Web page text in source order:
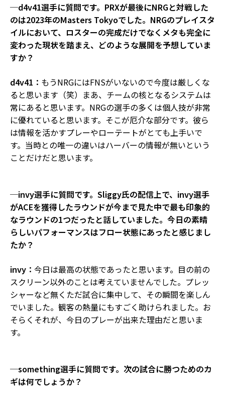
─d4v41選手に質問です。PRXが最後にNRGと対戦した
のは2023年のMasters Tokyoでした。NRGのプレイスタ
イルにおいて、ロスターの完成だけでなくメタも完全に
変わった現状を踏まえ、どのような展開を予想していま
すか？
d4v41： もうNRGにはFNSがいないので今度は厳しくな
ると思います（笑）まあ、チームの核となるシステムは
常にあると思います。NRGの選手の多くは個人技が非常
に優れていると思います。そこが厄介な部分です。彼ら
は情報を活かすプレーやローテートがとても上手いで
す。当時との唯一の違いはハーバーの情報が無いという
ことだけだと思います。
─invy選手に質問です。Sliggy氏の配信上で、invy選手
がACEを獲得したラウンドが今まで見た中で最も印象的
なラウンドの1つだったと話していました。今日の素晴
らしいパフォーマンスはフロー状態にあったと感じまし
たか？
invy： 今日は最高の状態であったと思います。目の前の
スクリーン以外のことは考えていませんでした。プレッ
シャーなど無くただ試合に集中して、その瞬間を楽しん
でいました。観客の熱量にもすごく助けられました。お
そらくそれが、今日のプレーが出来た理由だと思いま
す。
─something選手に質問です。次の試合に勝つためのカ
ギは何でしょうか？